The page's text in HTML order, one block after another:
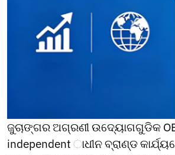
Xhosa
Zulu
Tatar
ଜୁଚାଙ୍ଗର ଅଗ୍ରଣୀ ଉଦ୍ୟୋଗଗୁଡିକ
independent ାଧୀନ ବ୍ରାଣ୍ଡ